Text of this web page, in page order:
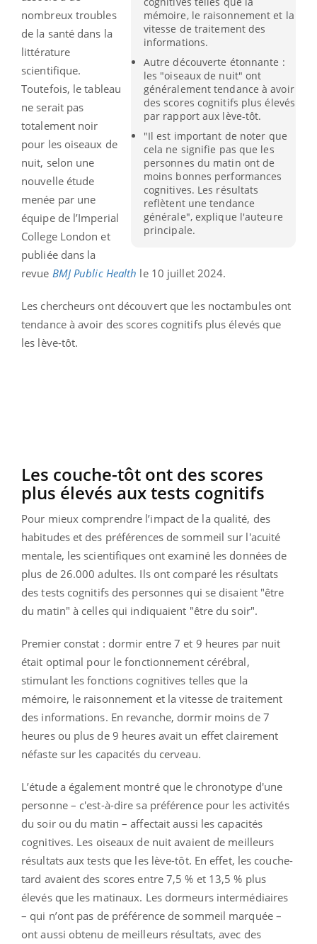
mémoire, le raisonnement et la
vitesse de traitement des
informations.
Autre découverte étonnante :
les "oiseaux de nuit" ont
généralement tendance à avoir
des scores cognitifs plus élevés
par rapport aux lève-tôt.
"Il est important de noter que
cela ne signifie pas que les
personnes du matin ont de
moins bonnes performances
cognitives. Les résultats
reflètent une tendance
générale", explique l'auteure
principale.
nombreux troubles
de la santé dans la
littérature
scientifique.
Toutefois, le tableau
ne serait pas
totalement noir
pour les oiseaux de
nuit, selon une
nouvelle étude
menée par une
équipe de l’Imperial
College London et
publiée dans la
revue BMJ Public Health le 10 juillet 2024.
Les chercheurs ont découvert que les noctambules ont
tendance à avoir des scores cognitifs plus élevés que
les lève-tôt.
Les couche-tôt ont des scores
plus élevés aux tests cognitifs
Pour mieux comprendre l’impact de la qualité, des
habitudes et des préférences de sommeil sur l'acuité
mentale, les scientifiques ont examiné les données de
plus de 26.000 adultes. Ils ont comparé les résultats
des tests cognitifs des personnes qui se disaient "être
du matin" à celles qui indiquaient "être du soir".
Premier constat : dormir entre 7 et 9 heures par nuit
était optimal pour le fonctionnement cérébral,
stimulant les fonctions cognitives telles que la
mémoire, le raisonnement et la vitesse de traitement
des informations. En revanche, dormir moins de 7
heures ou plus de 9 heures avait un effet clairement
néfaste sur les capacités du cerveau.
L’étude a également montré que le chronotype d'une
personne – c'est-à-dire sa préférence pour les activités
du soir ou du matin – affectait aussi les capacités
cognitives. Les oiseaux de nuit avaient de meilleurs
résultats aux tests que les lève-tôt. En effet, les couche-
tard avaient des scores entre 7,5 % et 13,5 % plus
élevés que les matinaux. Les dormeurs intermédiaires
– qui n’ont pas de préférence de sommeil marquée –
ont aussi obtenu de meilleurs résultats, avec des